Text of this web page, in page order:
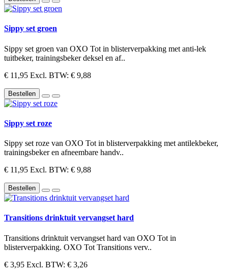
Sippy set groen
Sippy set groen van OXO Tot in blisterverpakking met anti-lek
tuitbeker, trainingsbeker deksel en af..
€ 11,95 Excl. BTW: € 9,88
Bestellen
Sippy set roze
Sippy set roze van OXO Tot in blisterverpakking met antilekbeker,
trainingsbeker en afneembare handv..
€ 11,95 Excl. BTW: € 9,88
Bestellen
Transitions drinktuit vervangset hard
Transitions drinktuit vervangset hard van OXO Tot in
blisterverpakking. OXO Tot Transitions verv..
€ 3,95 Excl. BTW: € 3,26